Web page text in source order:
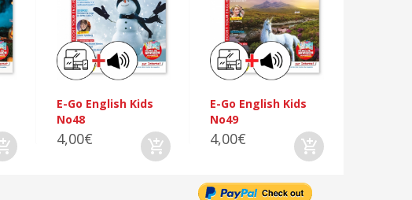
E-Go English Kids
No48
4,00€
E-Go English Kids
No49
4,00€